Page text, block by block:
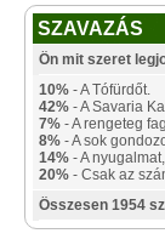
SZAVAZÁS
Ön mit szeret
10% - A Tófürdőt.
42% - A Savaria
7% - A rengeteg
8% - A sok
14% - A
20% - Csak az
Összesen 1954